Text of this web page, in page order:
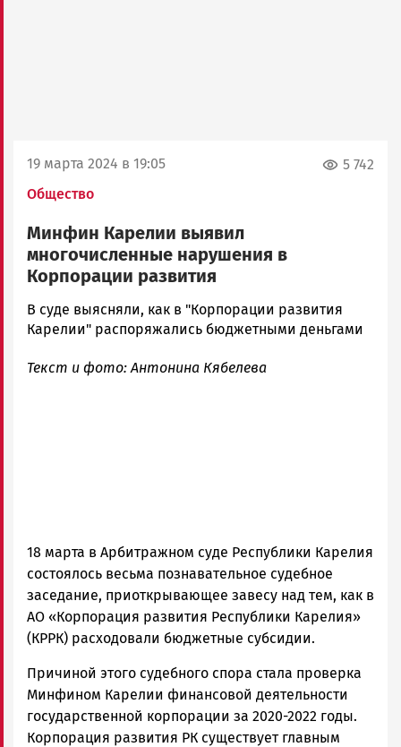
19 марта 2024 в 19:05
Общество
5 742
Минфин Карелии выявил
многочисленные нарушения в
Корпорации развития
Максим
Тихонов
Петрозаводска
В суде выясняли, как в "Корпорации развития
Карелии" распоряжались бюджетными деньгами
Текст и фото: Антонина Кябелева
18 марта в Арбитражном суде Республики Карелия
состоялось весьма познавательное судебное
заседание, приоткрывающее завесу над тем, как в
АО «Корпорация развития Республики Карелия»
(КРРК) расходовали бюджетные субсидии.
Причиной этого судебного спора стала проверка
Минфином Карелии финансовой деятельности
государственной корпорации за 2020-2022 годы.
Корпорация развития РК существует главным